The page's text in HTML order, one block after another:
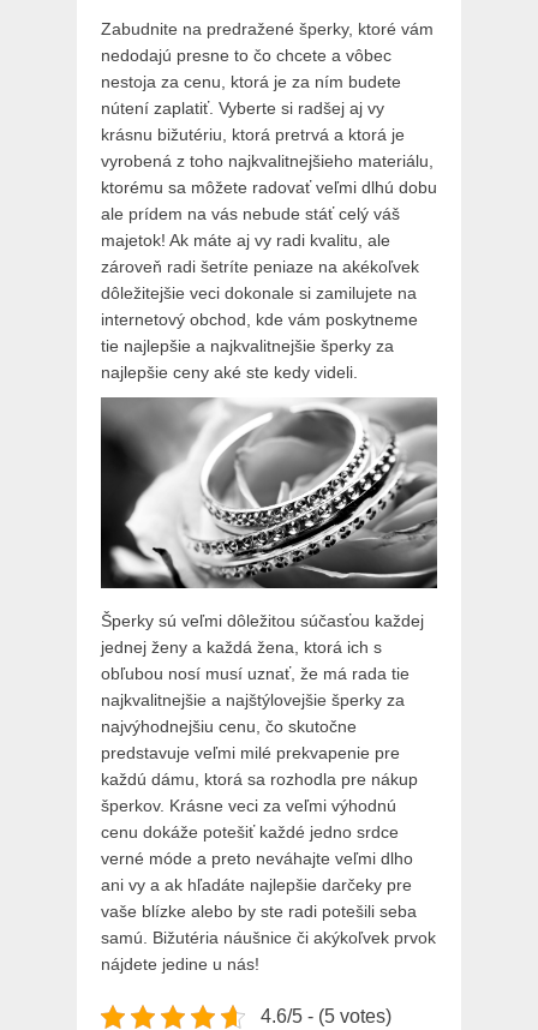
Zabudnite na predražené šperky, ktoré vám
nedodajú presne to čo chcete a vôbec
nestoja za cenu, ktorá je za ním budete
nútení zaplatiť. Vyberte si radšej aj vy
krásnu bižutériu, ktorá pretrvá a ktorá je
vyrobená z toho najkvalitnejšieho materiálu,
ktorému sa môžete radovať veľmi dlhú dobu
ale prídem na vás nebude stáť celý váš
majetok! Ak máte aj vy radi kvalitu, ale
zároveň radi šetríte peniaze na akékoľvek
dôležitejšie veci dokonale si zamilujete na
internetový obchod, kde vám poskytneme
tie najlepšie a najkvalitnejšie šperky za
najlepšie ceny aké ste kedy videli.
Šperky sú veľmi dôležitou súčasťou každej
jednej ženy a každá žena, ktorá ich s
obľubou nosí musí uznať, že má rada tie
najkvalitnejšie a najštýlovejšie šperky za
najvýhodnejšiu cenu, čo skutočne
predstavuje veľmi milé prekvapenie pre
každú dámu, ktorá sa rozhodla pre nákup
šperkov. Krásne veci za veľmi výhodnú
cenu dokáže potešiť každé jedno srdce
verné móde a preto neváhajte veľmi dlho
ani vy a ak hľadáte najlepšie darčeky pre
vaše blízke alebo by ste radi potešili seba
samú. Bižutéria náušnice či akýkoľvek prvok
nájdete jedine u nás!
4.6/5 - (5 votes)